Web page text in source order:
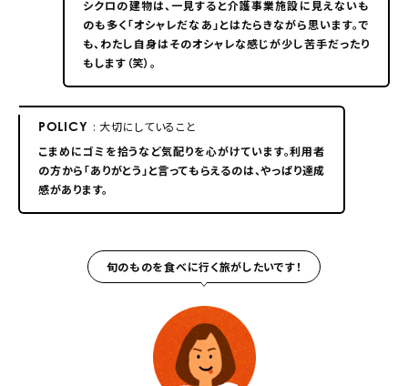
シクロの建物は、一見すると介護事業施設に見えないも
のも多く「オシャレだなあ」とはたらきながら思います。で
も、わたし自身はそのオシャレな感じが少し苦手だったり
もします（笑）。
POLICY : 大切にしていること
こまめにゴミを拾うなど気配りを心がけています。利用者
の方から「ありがとう」と言ってもらえるのは、やっぱり達成
感があります。
旬のものを食べに行く旅がしたいです！